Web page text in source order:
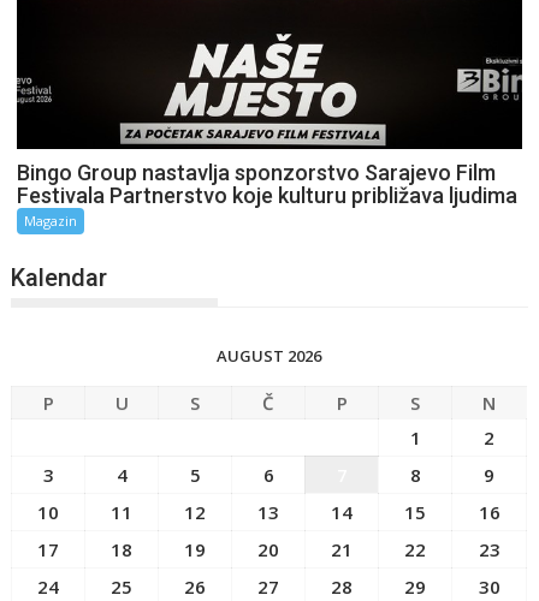
Bingo Group nastavlja sponzorstvo Sarajevo Film
Festivala Partnerstvo koje kulturu približava ljudima
Magazin
Kalendar
AUGUST 2026
P U S Č P S
N
1
2
3
4 5 6 8
9
10
11 12 13 14 15
16
17
18 19 20 21 22
23
24
25 26 27 28 29
30